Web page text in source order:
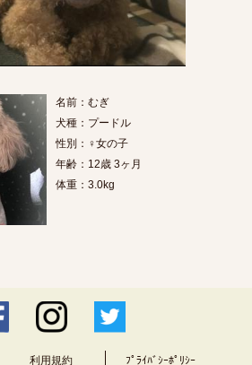
名前：むぎ
犬種：プードル
性別：♀女の子
年齢：12歳 3ヶ月
体重：3.0kg
利用規約 ﾌﾟﾗｲﾊﾞｼｰﾎﾟﾘｼｰ